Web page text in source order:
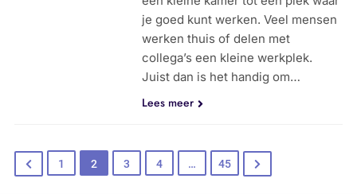
je goed kunt werken. Veel mensen
werken thuis of delen met
collega’s een kleine werkplek.
Juist dan is het handig om…
Lees meer
1 2 3 4 … 45